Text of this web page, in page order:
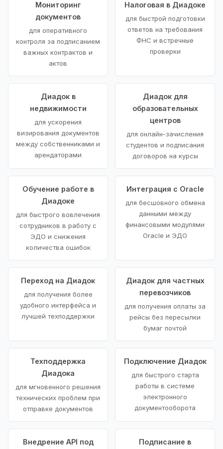
Мониторинг
документов
для оперативного
контроля за подписанием
важных контрактов и
актов
Налоговая в Диадоке
для быстрой подготовки
ответов на требования
ФНС и встречные
проверки
Диадок в
недвижимости
для ускорения
визирования документов
между собственниками и
арендаторами
Диадок для
образовательных
центров
для онлайн-зачисления
студентов и подписания
договоров на курсы
Обучение работе в
Диадоке
для быстрого вовлечения
сотрудников в работу с
ЭДО и снижения
количества ошибок
Интеграция с Oracle
для бесшовного обмена
данными между
финансовыми модулями
Oracle и ЭДО
Переход на Диадок
для получения более
удобного интерфейса и
лучшей техподдержки
Диадок для частных
перевозчиков
для получения оплаты за
рейсы без пересылки
бумаг почтой
Техподдержка
Диадока
для мгновенного решения
технических проблем при
отправке документов
Подключение Диадок
для быстрого старта
работы в системе
электронного
документооборота
Внедрение API под
Подписание в